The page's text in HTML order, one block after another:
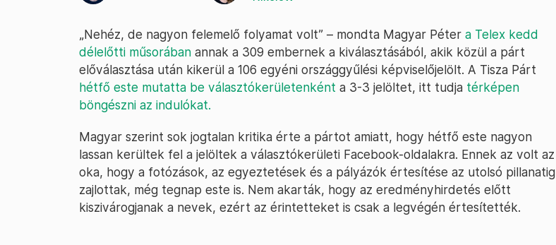
„Nehéz, de nagyon felemelő folyamat volt” – mondta Magyar Péter a Telex kedd
délelőtti műsorában annak a 309 embernek a kiválasztásából, akik közül a párt
előválasztása után kikerül a 106 egyéni országgyűlési képviselőjelölt. A Tisza Párt
hétfő este mutatta be választókerületenként a 3-3 jelöltet, itt tudja térképen
böngészni az indulókat.
Magyar szerint sok jogtalan kritika érte a pártot amiatt, hogy hétfő este nagyon
lassan kerültek fel a jelöltek a választókerületi Facebook-oldalakra. Ennek az volt az
oka, hogy a fotózások, az egyeztetések és a pályázók értesítése az utolsó pillanatig
zajlottak, még tegnap este is. Nem akarták, hogy az eredményhirdetés előtt
kiszivárogjanak a nevek, ezért az érintetteket is csak a legvégén értesítették.